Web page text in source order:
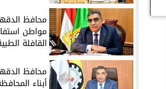
مواطن
القافلة
محافظ
أبناء